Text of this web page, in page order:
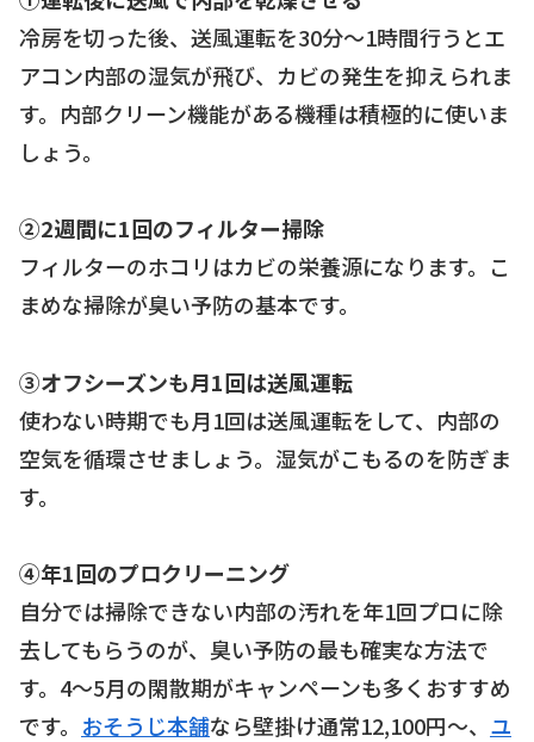
冷房を切った後、送風運転を30分〜1時間行うとエ
アコン内部の湿気が飛び、カビの発生を抑えられま
す。内部クリーン機能がある機種は積極的に使いま
しょう。
②2週間に1回のフィルター掃除
フィルターのホコリはカビの栄養源になります。こ
まめな掃除が臭い予防の基本です。
③オフシーズンも月1回は送風運転
使わない時期でも月1回は送風運転をして、内部の
空気を循環させましょう。湿気がこもるのを防ぎま
す。
④年1回のプロクリーニング
自分では掃除できない内部の汚れを年1回プロに除
去してもらうのが、臭い予防の最も確実な方法で
す。4〜5月の閑散期がキャンペーンも多くおすすめ
です。 おそうじ本舗なら壁掛け通常12,100円〜、 ユ